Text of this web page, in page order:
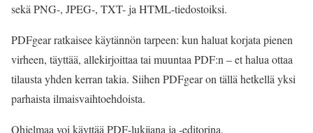
sekä PNG-, JPEG-, TXT- ja HTML-tiedostoiksi.
PDFgear ratkaisee käytännön tarpeen: kun haluat korjata pienen
virheen, täyttää, allekirjoittaa tai muuntaa PDF:n – et halua ottaa
tilausta yhden kerran takia. Siihen PDFgear on tällä hetkellä yksi
parhaista ilmaisvaihtoehdoista.
Ohjelmaa voi käyttää PDF-lukijana ja -editorina,